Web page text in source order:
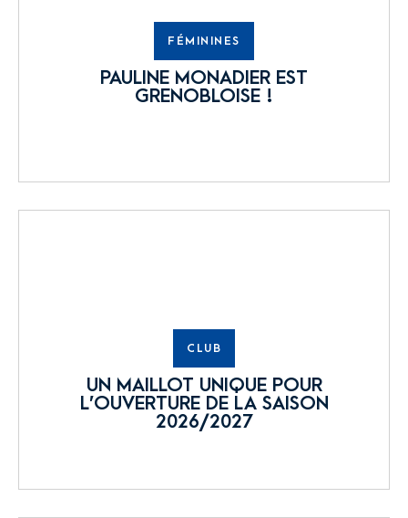
FÉMININES
PAULINE MONADIER EST
GRENOBLOISE !
CLUB
UN MAILLOT UNIQUE POUR
L’OUVERTURE DE LA SAISON
2026/2027